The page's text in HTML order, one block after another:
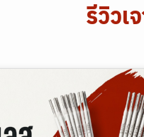
รีวิวเ